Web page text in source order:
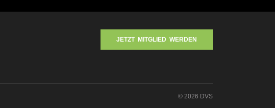
JETZT MITGLIED WERDEN
© 2026 DVS